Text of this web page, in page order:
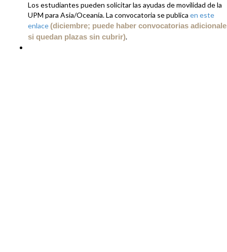
Los estudiantes pueden solicitar las ayudas de movilidad de la
UPM para Asia/Oceanía. La convocatoria se publica en este
enlace(diciembre; puede haber convocatorias
si quedan plazas sin cubrir).